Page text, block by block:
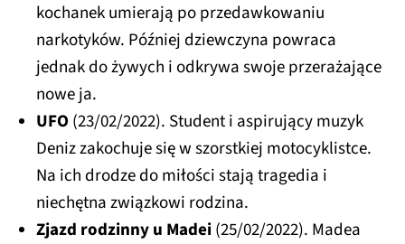
kochanek umierają po przedawkowaniu
narkotyków. Później dziewczyna powraca
jednak do żywych i odkrywa swoje przerażające
nowe ja.
UFO(23/02/2022). Student i aspirujący muzyk
Deniz zakochuje się w szorstkiej motocyklistce.
Na ich drodze do miłości stają tragedia i
niechętna związkowi rodzina.
Zjazd rodzinny u Madei(25/02/2022). Madea